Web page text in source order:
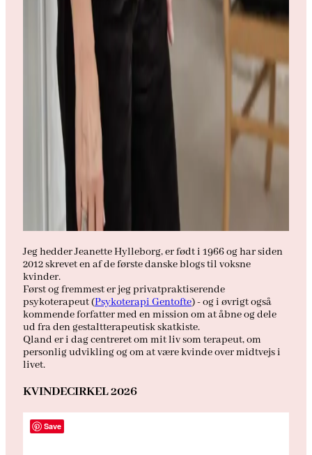
Jeg hedder Jeanette Hylleborg, er født i 1966 og har siden
2012 skrevet en af de første danske blogs til voksne
kvinder.
Først og fremmest er jeg privatpraktiserende
psykoterapeut (Psykoterapi Gentofte) - og i øvrigt også
kommende forfatter med en mission om at åbne og dele
ud fra den gestaltterapeutisk skatkiste.
Qland er i dag centreret om mit liv som terapeut, om
personlig udvikling og om at være kvinde over midtvejs i
livet.
KVINDECIRKEL 2026
Save